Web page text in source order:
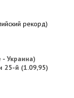
рекорд)
Украина)
25-й (1.09,95)